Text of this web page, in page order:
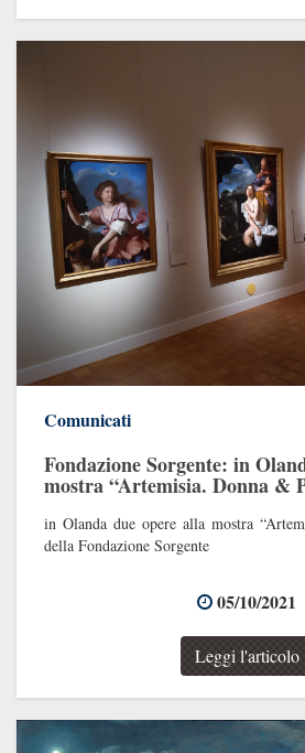
Comunicati
Fondazione Sorgente: in
mostra“Artemisia. Donna &
in Olanda due opere alla mostra
della Fondazione Sorgente
05/10/2021
Leggi l'articolo